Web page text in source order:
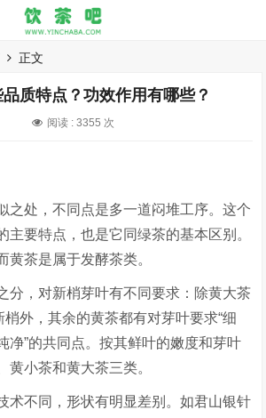
正文
质特点？功效作用有哪些？
阅读 :3355 次
之处，不同点是多一道闷堆工序。这个
主要特点，也是它同绿茶的基本区别。
黄茶是属于发酵茶类。
分，对新梢芽叶有不同要求：除黄大茶
外，其余的黄茶都有对芽叶要求“细
净”的共同点。按其鲜叶的嫩度和芽叶
黄小茶和黄大茶三类。
术不同，形状有明显差别。如君山银针